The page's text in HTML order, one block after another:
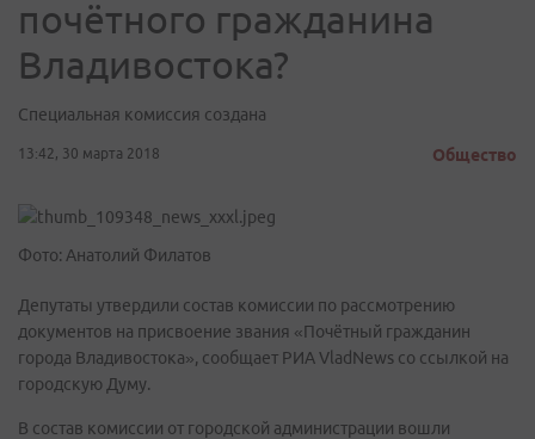
почётного гражданина
Владивостока?
Специальная комиссия создана
13:42, 30 марта 2018 Общество
Фото: Анатолий Филатов
Депутаты утвердили состав комиссии по рассмотрению
документов на присвоение звания «Почётный гражданин
города Владивостока», сообщает РИА VladNews со ссылкой на
городскую Думу.
В состав комиссии от городской администрации вошли